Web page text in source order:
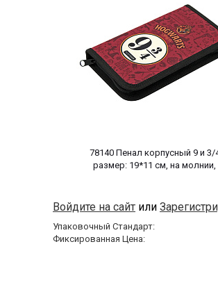
78140 Пенал корпусный 9 и 3/
размер: 19*11 см, на молнии,
Войдите на сайт или
Упаковочный Стандарт:
Фиксированная Цена: